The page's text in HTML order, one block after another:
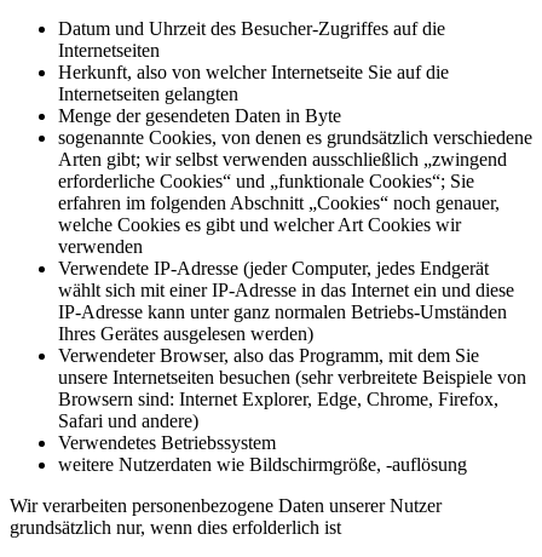
Datum und Uhrzeit des Besucher-Zugriffes auf die
Internetseiten
Herkunft, also von welcher Internetseite Sie auf die
Internetseiten gelangten
Menge der gesendeten Daten in Byte
sogenannte Cookies, von denen es grundsätzlich verschiedene
Arten gibt; wir selbst verwenden ausschließlich „zwingend
erforderliche Cookies“ und „funktionale Cookies“; Sie
erfahren im folgenden Abschnitt „Cookies“ noch genauer,
welche Cookies es gibt und welcher Art Cookies wir
verwenden
Verwendete IP-Adresse (jeder Computer, jedes Endgerät
wählt sich mit einer IP-Adresse in das Internet ein und diese
IP-Adresse kann unter ganz normalen Betriebs-Umständen
Ihres Gerätes ausgelesen werden)
Verwendeter Browser, also das Programm, mit dem Sie
unsere Internetseiten besuchen (sehr verbreitete Beispiele von
Browsern sind: Internet Explorer, Edge, Chrome, Firefox,
Safari und andere)
Verwendetes Betriebssystem
weitere Nutzerdaten wie Bildschirmgröße, -auflösung
Wir verarbeiten personenbezogene Daten unserer Nutzer
grundsätzlich nur, wenn dies erfolderlich ist